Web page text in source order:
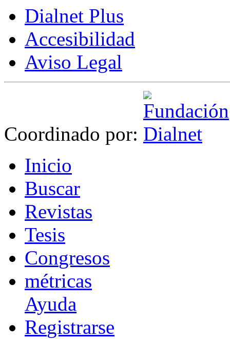
Dialnet Plus
Accesibilidad
Aviso Legal
Coordinado por:
Inicio
Buscar
Revistas
Tesis
Congresos
métricas
Ayuda
Registrarse